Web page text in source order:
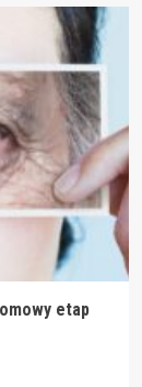
etap